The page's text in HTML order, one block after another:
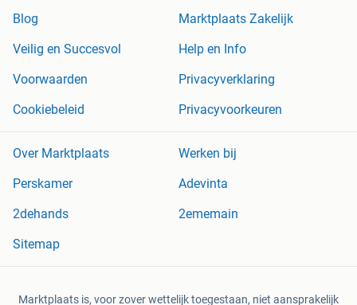
Blog
Marktplaats Zakelijk
Veilig en Succesvol
Help en Info
Voorwaarden
Privacyverklaring
Cookiebeleid
Privacyvoorkeuren
Over Marktplaats
Werken bij
Perskamer
Adevinta
2dehands
2ememain
Sitemap
Marktplaats is, voor zover wettelijk toegestaan, niet aansprakelijk